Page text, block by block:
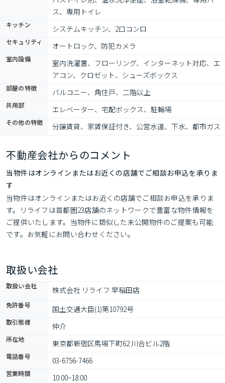
ス、専用トイレ
キッチン システムキッチン、2口コンロ
セキュリティ オートロック、防犯カメラ
室内設備
室内洗濯置、フローリング、インターネット対応、エ
アコン、クロゼット、シューズボックス
部屋の特徴 バルコニー、角住戸、二階以上
共用部 エレベーター、宅配ボックス、駐輪場
その他の特徴 分譲賃貸、家賃保証付き、公営水道、下水、都市ガス
不動産会社からのコメント
当物件はオンラインまたはお近くの店舗でご相談お申込を承りま
す
当物件はオンラインまたはお近くの店舗でご相談お申込を承りま
す。リライフは首都圏23店舗のネットワークで豊富な物件情報を
ご提供いたします。当物件に類似した未公開物件のご提案も可能
です。お気軽にお問い合わせください。
取扱い会社
取扱い会社 株式会社 リライフ 早稲田店
免許番号 国土交通大臣(1)第10792号
取引態様 仲介
所在地 東京都新宿区馬場下町62 川合ビル2階
電話番号 03-6756-7466
営業時間 10:00~18:00